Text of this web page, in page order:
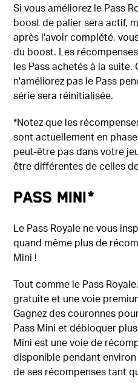
Si vous améliorez le Pass
boost de palier sera actif,
après l'avoir complété,
du boost. Les
les Pass achetés à la suite.
n'améliorez pas le Pass
série sera réinitialisée.
*Notez que les
sont actuellement en
peut-être pas dans votre
être différentes de celles
Pass Mini*
Le Pass Royale ne vous
quand même plus de
Mini !
Tout comme le Pass
gratuite et une voie
Gagnez des couronnes
Pass Mini et débloquer
Mini est une voie de
disponible pendant
de ses récompenses tant